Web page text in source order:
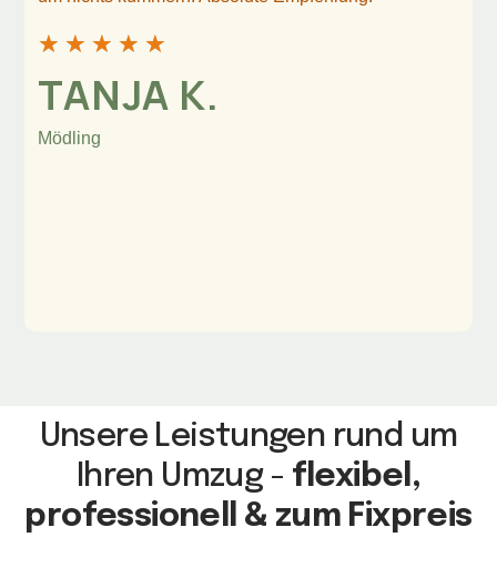
★ ★ ★ ★ ★
TANJA K.
Mödling
Unsere Leistungen rund um
Ihren Umzug - flexibel,
professionell & zum Fixpreis